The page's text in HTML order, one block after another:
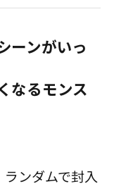
ーンがいっ
なるモンス
ンダムで封入